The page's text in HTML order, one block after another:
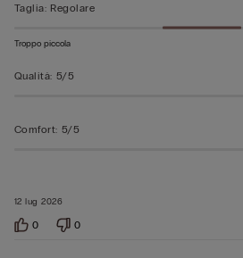
12 lug 2026
Taglia: Regolare
Troppo piccola
Qualità: 5/5
Comfort: 5/5
0 0